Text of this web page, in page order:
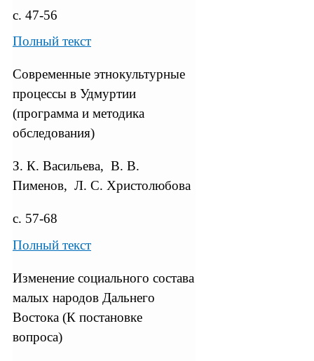
с. 47-56
Полный текст
Современные этнокультурные
процессы в Удмуртии
(программа и методика
обследования)
З. К. Васильева, В. В.
Пименов, Л. С. Христолюбова
с. 57-68
Полный текст
Изменение социального состава
малых народов Дальнего
Востока (К постановке
вопроса)